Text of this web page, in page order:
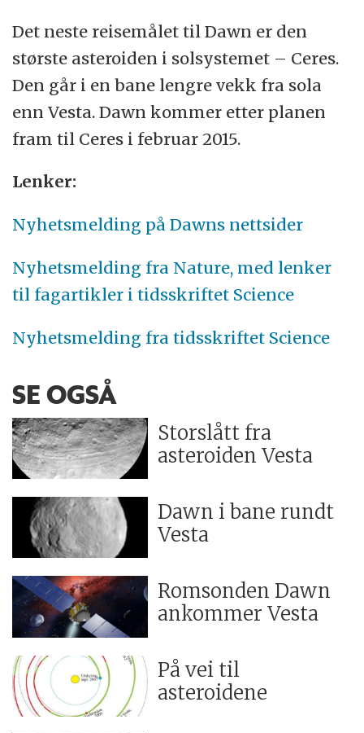
Det neste reisemålet til Dawn er den
største asteroiden i solsystemet – Ceres.
Den går i en bane lengre vekk fra sola
enn Vesta. Dawn kommer etter planen
fram til Ceres i februar 2015.
Lenker:
Nyhetsmelding på Dawns nettsider
Nyhetsmelding fra Nature, med lenker
til fagartikler i tidsskriftet Science
Nyhetsmelding fra tidsskriftet Science
SE OGSÅ
Storslått fra
asteroiden Vesta
Dawn i bane rundt
Vesta
Romsonden Dawn
ankommer Vesta
På vei til
asteroidene